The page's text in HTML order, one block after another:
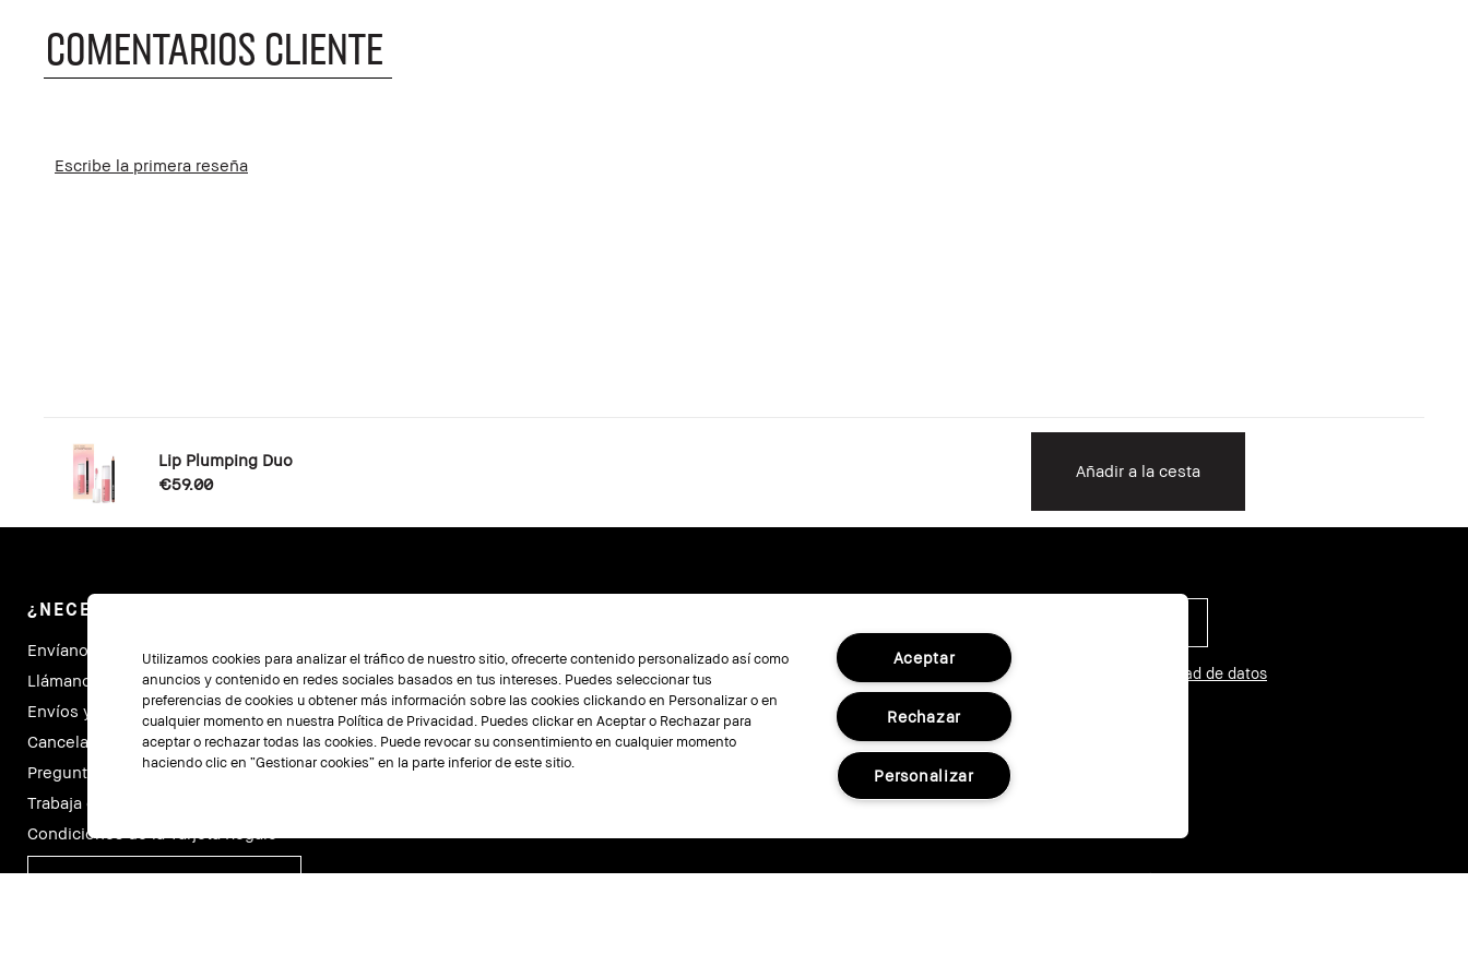
COMENTARIOS CLIENTE
Escribe la primera reseña
Lip Plumping Duo
€59.00
Añadir a la cesta
¿NECESITAS AYUDA?
Envíanos un Email
Llámanos
Envíos y Devoluciones
Cancela tu contrato aquí
Preguntas Frecuentes
Trabaja con nosotros
Condiciones de la Tarjeta Regalo
Bobbi Brown Club
Mi Cuenta
Localizar mi pedido
Bobbi Brown Pro
Localizador de Tiendas
Revise nuestra notificación de privacidad de datos
Utilizamos cookies para analizar el tráfico de nuestro sitio, ofrecerte contenido personalizado así como
anuncios y contenido en redes sociales basados en tus intereses. Puedes seleccionar tus
preferencias de cookies u obtener más información sobre las cookies clickando en Personalizar o en
cualquier momento en nuestra Política de Privacidad. Puedes clickar en Aceptar o Rechazar para
aceptar o rechazar todas las cookies. Puede revocar su consentimiento en cualquier momento
haciendo clic en “Gestionar cookies” en la parte inferior de este sitio.
Aceptar
Rechazar
Personalizar